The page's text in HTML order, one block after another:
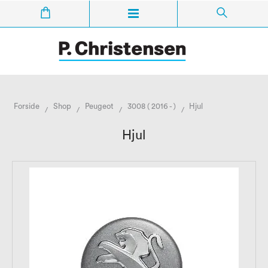
Forside / Shop / Peugeot / 3008 ( 2016 - ) / Hjul
Hjul